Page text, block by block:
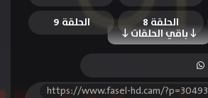
باقي الحلقات
الحلقة 8
الحلقة 9
الحلقة 11
الحلقة 14
الحلقة 15
https://www.fasel-hd.cam/